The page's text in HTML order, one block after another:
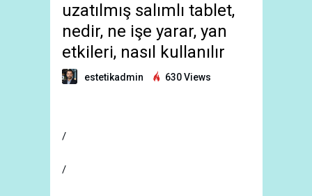
uzatılmış salımlı tablet,
nedir, ne işe yarar, yan
etkileri, nasıl kullanılır
estetikadmin 630 Views
/
/